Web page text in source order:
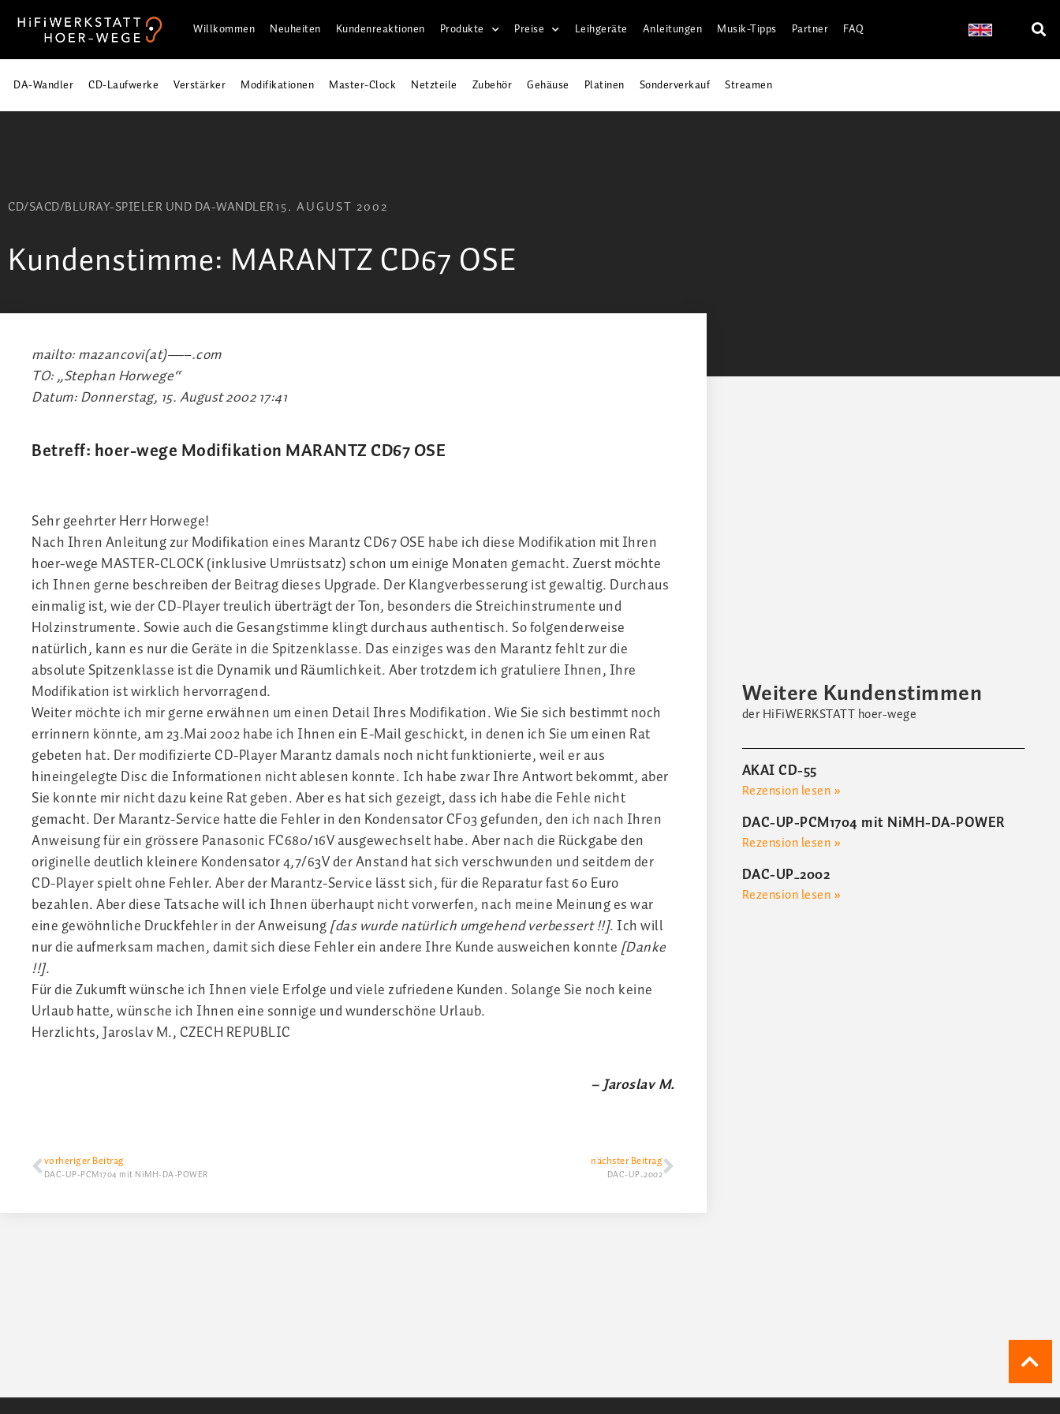
Willkommen Neuheiten Kundenreaktionen Produkte Preise Leihgeräte Anleitungen Musik-Tipps Partner FAQ
DA-Wandler CD-Laufwerke Verstärker Modifikationen Master-Clock Netzteile Zubehör Gehäuse Platinen Sonderverkauf Streamen
CD/SACD/BLURAY-SPIELER UND DA-WANDLER15. AUGUST 2002
Kundenstimme: MARANTZ CD67 OSE
mailto: mazancovi(at)—–.com
TO: „Stephan Horwege“
Datum: Donnerstag, 15. August 2002 17:41
Betreff: hoer-wege Modifikation MARANTZ CD67 OSE
Sehr geehrter Herr Horwege!
Nach Ihren Anleitung zur Modifikation eines Marantz CD67 OSE habe ich diese Modifikation mit Ihren
hoer-wege MASTER-CLOCK (inklusive Umrüstsatz) schon um einige Monaten gemacht. Zuerst möchte
ich Ihnen gerne beschreiben der Beitrag dieses Upgrade. Der Klangverbesserung ist gewaltig. Durchaus
einmalig ist, wie der CD-Player treulich überträgt der Ton, besonders die Streichinstrumente und
Holzinstrumente. Sowie auch die Gesangstimme klingt durchaus authentisch. So folgenderweise
natürlich, kann es nur die Geräte in die Spitzenklasse. Das einziges was den Marantz fehlt zur die
absolute Spitzenklasse ist die Dynamik und Räumlichkeit. Aber trotzdem ich gratuliere Ihnen, Ihre
Modifikation ist wirklich hervorragend.
Weiter möchte ich mir gerne erwähnen um einen Detail Ihres Modifikation. Wie Sie sich bestimmt noch
errinnern könnte, am 23.Mai 2002 habe ich Ihnen ein E-Mail geschickt, in denen ich Sie um einen Rat
gebeten hat. Der modifizierte CD-Player Marantz damals noch nicht funktionierte, weil er aus
hineingelegte Disc die Informationen nicht ablesen konnte. Ich habe zwar Ihre Antwort bekommt, aber
Sie konnte mir nicht dazu keine Rat geben. Aber es hat sich gezeigt, dass ich habe die Fehle nicht
gemacht. Der Marantz-Service hatte die Fehler in den Kondensator CF03 gefunden, den ich nach Ihren
Anweisung für ein grössere Panasonic FC680/16V ausgewechselt habe. Aber nach die Rückgabe den
originelle deutlich kleinere Kondensator 4,7/63V der Anstand hat sich verschwunden und seitdem der
CD-Player spielt ohne Fehler. Aber der Marantz-Service lässt sich, für die Reparatur fast 60 Euro
bezahlen. Aber diese Tatsache will ich Ihnen überhaupt nicht vorwerfen, nach meine Meinung es war
eine gewöhnliche Druckfehler in der Anweisung[das wurde natürlich umgehend verbessert !!]. Ich will
nur die aufmerksam machen, damit sich diese Fehler ein andere Ihre Kunde ausweichen konnte[Danke
!!].
Für die Zukumft wünsche ich Ihnen viele Erfolge und viele zufriedene Kunden. Solange Sie noch keine
Urlaub hatte, wünsche ich Ihnen eine sonnige und wunderschöne Urlaub.
Herzlichts, Jaroslav M., CZECH REPUBLIC
– Jaroslav M.
vorheriger Beitrag
DAC-UP-PCM1704 mit NiMH-DA-POWER
nächster Beitrag
DAC-UP_2002
Weitere Kundenstimmen
der HiFiWERKSTATT hoer-wege
AKAI CD-55
Rezension lesen »
DAC-UP-PCM1704 mit NiMH-DA-POWER
Rezension lesen »
DAC-UP_2002
Rezension lesen »